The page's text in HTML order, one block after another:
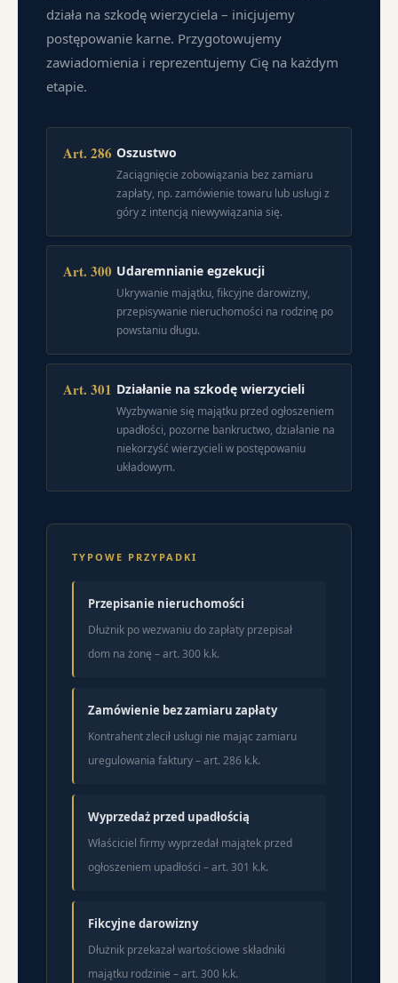
działa na szkodę wierzyciela – inicjujemy
postępowanie karne. Przygotowujemy
zawiadomienia i reprezentujemy Cię na każdym
etapie.
Art. 286 Oszustwo
Zaciągnięcie zobowiązania bez zamiaru
zapłaty, np. zamówienie towaru lub usługi z
góry z intencją niewywiązania się.
Art. 300 Udaremnianie egzekucji
Ukrywanie majątku, fikcyjne darowizny,
przepisywanie nieruchomości na rodzinę po
powstaniu długu.
Art. 301 Działanie na szkodę wierzycieli
Wyzbywanie się majątku przed ogłoszeniem
upadłości, pozorne bankructwo, działanie na
niekorzyść wierzycieli w postępowaniu
układowym.
TYPOWE PRZYPADKI
Przepisanie nieruchomości
Dłużnik po wezwaniu do zapłaty przepisał
dom na żonę – art. 300 k.k.
Zamówienie bez zamiaru zapłaty
Kontrahent zlecił usługi nie mając zamiaru
uregulowania faktury – art. 286 k.k.
Wyprzedaż przed upadłością
Właściciel firmy wyprzedał majątek przed
ogłoszeniem upadłości – art. 301 k.k.
Fikcyjne darowizny
Dłużnik przekazał wartościowe składniki
majątku rodzinie – art. 300 k.k.